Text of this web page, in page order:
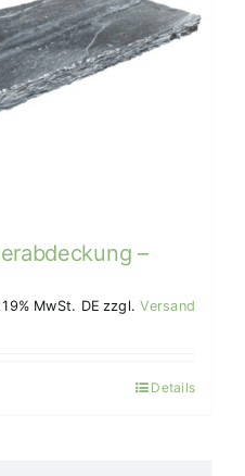
–
MwSt. DE zzgl.Versand
Details